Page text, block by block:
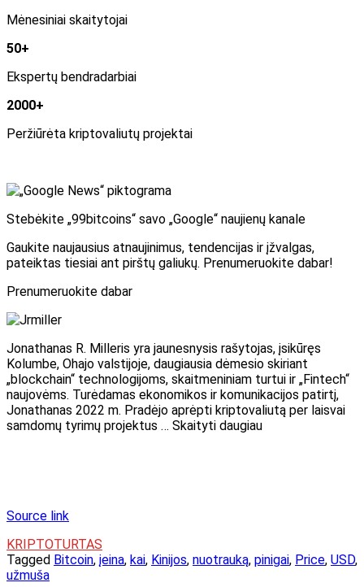
Mėnesiniai skaitytojai
50+
Ekspertų bendradarbiai
2000+
Peržiūrėta kriptovaliutų projektai
Stebėkite „99bitcoins“ savo „Google“ naujienų kanale
Gaukite naujausius atnaujinimus, tendencijas ir įžvalgas,
pateiktas tiesiai ant pirštų galiukų. Prenumeruokite dabar!
Prenumeruokite dabar
Jonathanas R. Milleris yra jaunesnysis rašytojas, įsikūręs
Kolumbe, Ohajo valstijoje, daugiausia dėmesio skiriant
„blockchain“ technologijoms, skaitmeniniam turtui ir „Fintech“
naujovėms. Turėdamas ekonomikos ir komunikacijos patirtį,
Jonathanas 2022 m. Pradėjo aprėpti kriptovaliutą per laisvai
samdomų tyrimų projektus … Skaityti daugiau
Source link
KRIPTOTURTAS
Tagged Bitcoin, įeina, kai, Kinijos, nuotrauką, pinigai, Price, USD,
užmuša